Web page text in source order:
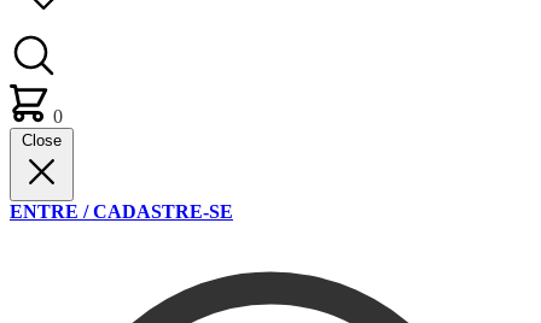
0
Close
ENTRE / CADASTRE-SE